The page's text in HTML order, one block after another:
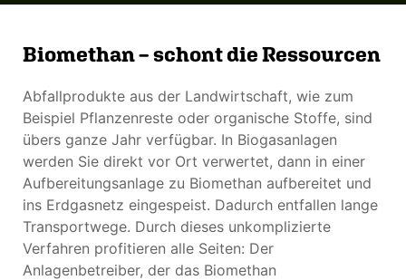
Biomethan – schont die Ressourcen
Abfallprodukte aus der Landwirtschaft, wie zum
Beispiel Pflanzenreste oder organische Stoffe, sind
übers ganze Jahr verfügbar. In Biogasanlagen
werden Sie direkt vor Ort verwertet, dann in einer
Aufbereitungsanlage zu Biomethan aufbereitet und
ins Erdgasnetz eingespeist. Dadurch entfallen lange
Transportwege. Durch dieses unkomplizierte
Verfahren profitieren alle Seiten: Der
Anlagenbetreiber, der das Biomethan